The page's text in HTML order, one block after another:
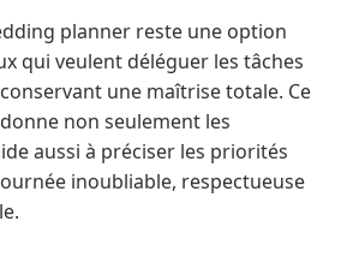
planner reste une option
qui veulent déléguer les tâches
une maîtrise totale. Ce
non seulement les
aussi à préciser les priorités
inoubliable, respectueuse